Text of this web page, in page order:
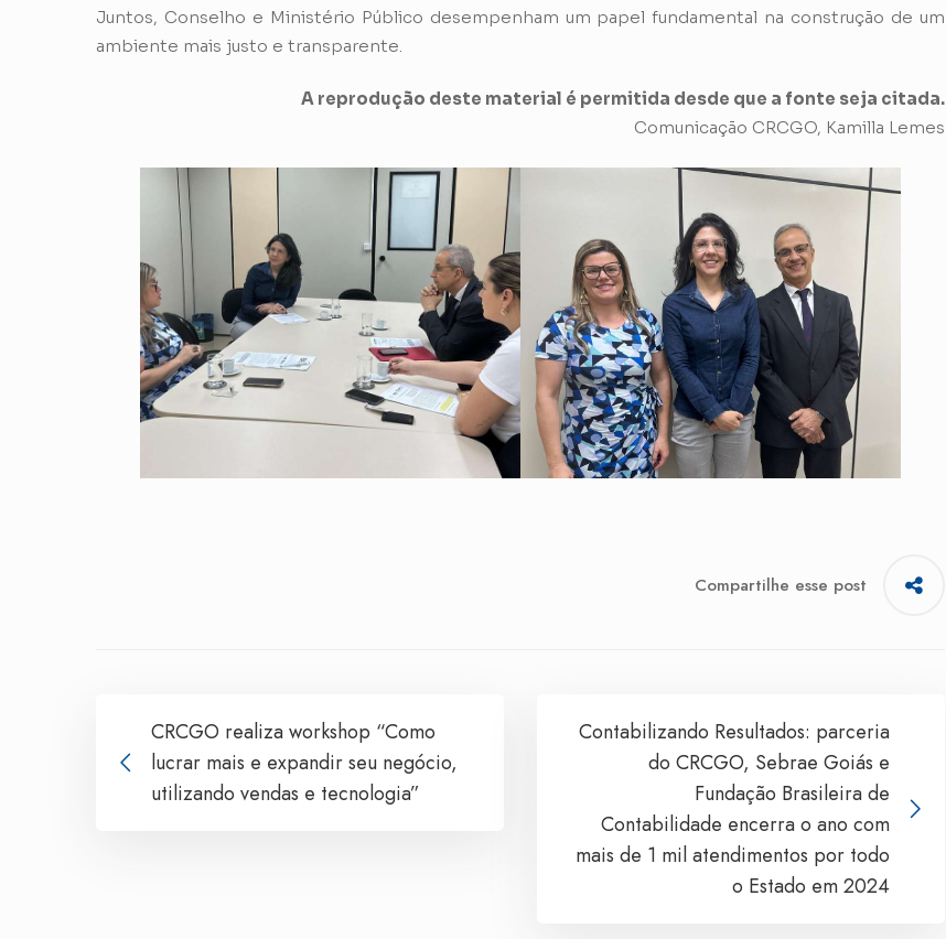
Juntos, Conselho e Ministério Público desempenham um papel fundamental na construção de um
ambiente mais justo e transparente.
A reprodução deste material é permitida desde que a fonte seja citada.
Comunicação CRCGO, Kamilla Lemes
Compartilhe esse post
CRCGO realiza workshop “Como
lucrar mais e expandir seu negócio,
utilizando vendas e tecnologia”
Contabilizando Resultados: parceria
do CRCGO, Sebrae Goiás e
Fundação Brasileira de
Contabilidade encerra o ano com
mais de 1 mil atendimentos por todo
o Estado em 2024